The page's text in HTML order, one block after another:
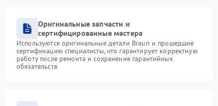
Оригинальные запчасти и
сертифицированные мастера
Используются оригинальные детали Braun и прошедшие
сертификацию специалисты, что гарантирует корректную
работу после ремонта и сохранение гарантийных
обязательств